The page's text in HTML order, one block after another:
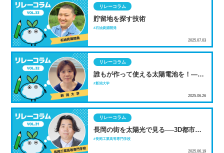
貯留地を探す技術
リレーコラム
2025.07.03
石油資源開発
誰もが作って使える太陽電池を！―広
がる有機薄膜太陽電池の世界―
リレーコラム
2025.06.26
新潟大学
長岡の街を太陽光で見る──3D都市モ
デルで描くエネルギーの未来
リレーコラム
2025.06.19
長岡工業高等専門学校